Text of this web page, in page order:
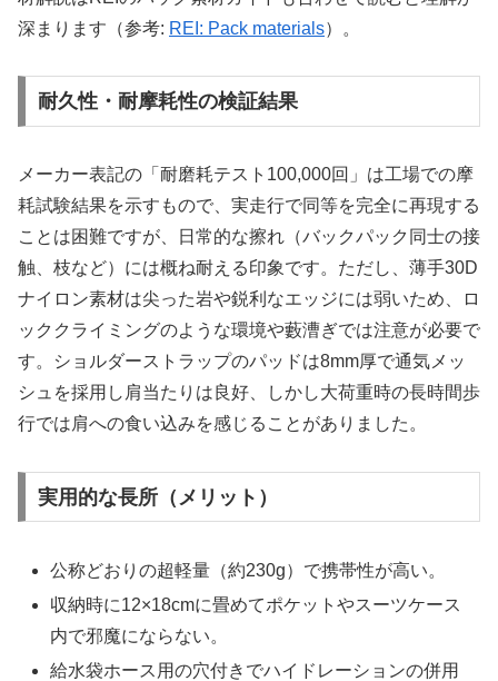
深まります（参考: REI: Pack materials）。
耐久性・耐摩耗性の検証結果
メーカー表記の「耐磨耗テスト100,000回」は工場での摩
耗試験結果を示すもので、実走行で同等を完全に再現する
ことは困難ですが、日常的な擦れ（バックパック同士の接
触、枝など）には概ね耐える印象です。ただし、薄手30D
ナイロン素材は尖った岩や鋭利なエッジには弱いため、ロ
ッククライミングのような環境や藪漕ぎでは注意が必要で
す。ショルダーストラップのパッドは8mm厚で通気メッ
シュを採用し肩当たりは良好、しかし大荷重時の長時間歩
行では肩への食い込みを感じることがありました。
実用的な長所（メリット）
公称どおりの超軽量（約230g）で携帯性が高い。
収納時に12×18cmに畳めてポケットやスーツケース
内で邪魔にならない。
給水袋ホース用の穴付きでハイドレーションの併用